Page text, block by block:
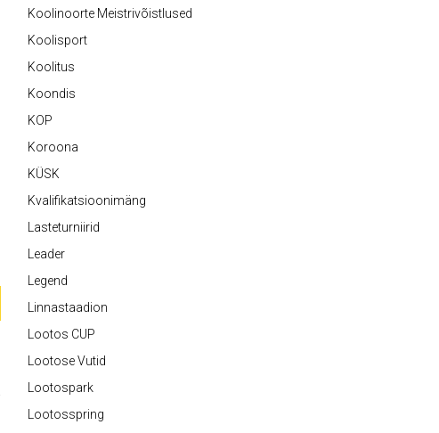
Koolinoorte Meistrivõistlused
Koolisport
Koolitus
Koondis
KOP
Koroona
KÜSK
Kvalifikatsioonimäng
Lasteturniirid
Leader
Legend
Linnastaadion
Lootos CUP
Lootose Vutid
Lootospark
Lootosspring